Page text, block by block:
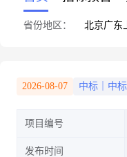
省份地区： 北京广东
2026-08-07 中标｜中
项目编号
发布时间